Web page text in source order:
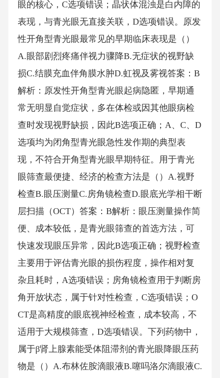
眼的核心，C选项错误；晶状体混浊是白内障的
表现，与青光眼无直接关联，D选项错误。原发
性开角型青光眼最常见的早期临床表现是（）
A.眼部剧烈疼痛伴视力骤降B.无症状的视野缺
损C.结膜充血伴角膜水肿D.虹视及雾视答案：B
解析：原发性开角型青光眼起病隐匿，早期通
常无明显自觉症状，多在体检或因其他眼病检
查时发现视野缺损，因此B选项正确；A、C、D
选项均为闭角型青光眼急性发作期的典型表
现，不符合开角型青光眼早期特征。用于青光
眼筛查最便捷、经济的检查方法是（）A.视野
检查B.眼压测量C.房角镜检查D.眼底光学相干断
层扫描（OCT）答案：B解析：眼压测量操作简
便、成本较低，是青光眼筛查的首选方法，可
快速发现眼压异常，因此B选项正确；视野检查
主要用于评估青光眼的损伤程度，操作相对复
杂且耗时，A选项错误；房角镜检查用于判断房
角开放状态，属于针对性检查，C选项错误；O
CT是高精度的眼底视神经检查，成本较高，不
适用于大规模筛查，D选项错误。下列药物中，
属于β肾上腺素能受体阻滞剂的青光眼降眼压药
物是（）A.布林佐胺滴眼液B.噻吗洛尔滴眼液C.